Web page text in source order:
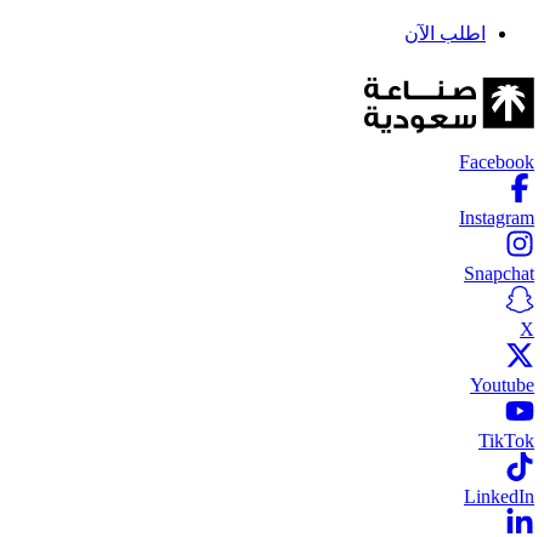
اطلب الآن
Facebook
Instagram
Snapchat
X
Youtube
TikTok
LinkedIn